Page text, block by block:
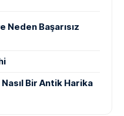
Neden Başarısız
Bir Antik Harika